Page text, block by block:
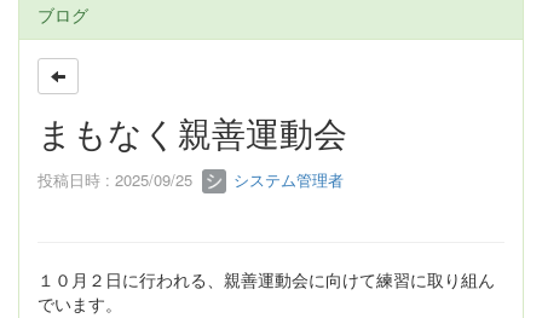
ブログ
まもなく親善運動会
投稿日時 : 2025/09/25 システム管理者
１０月２日に行われる、親善運動会に向けて練習に取り組ん
でいます。